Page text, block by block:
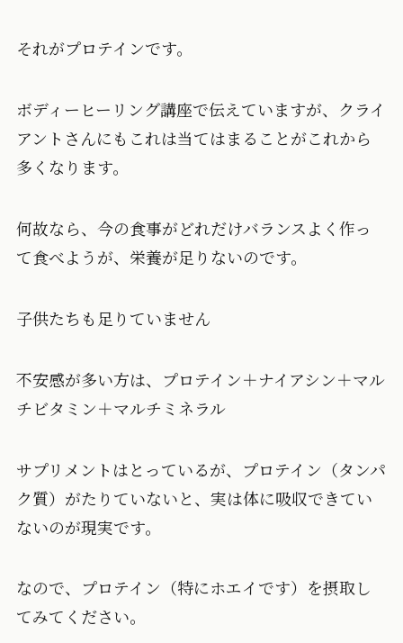
それがプロテインです。
ボディーヒーリング講座で伝えていますが、クライ
アントさんにもこれは当てはまることがこれから
多くなります。
何故なら、今の食事がどれだけバランスよく作っ
て食べようが、栄養が足りないのです。
子供たちも足りていません
不安感が多い方は、プロテイン＋ナイアシン＋マル
チビタミン＋マルチミネラル
サプリメントはとっているが、プロテイン（タンパ
ク質）がたりていないと、実は体に吸収できてい
ないのが現実です。
なので、プロテイン（特にホエイです）を摂取し
てみてください。